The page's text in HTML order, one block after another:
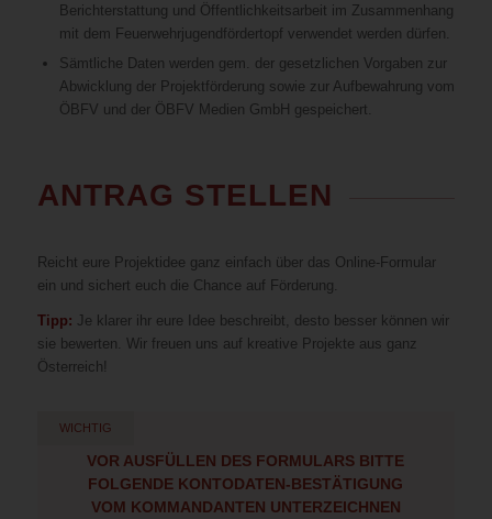
Berichterstattung und Öffentlichkeitsarbeit im Zusammenhang
mit dem Feuerwehrjugendfördertopf verwendet werden dürfen.
Sämtliche Daten werden gem. der gesetzlichen Vorgaben zur
Abwicklung der Projektförderung sowie zur Aufbewahrung vom
ÖBFV und der ÖBFV Medien GmbH gespeichert.
ANTRAG STELLEN
Reicht eure Projektidee ganz einfach über das Online-Formular
ein und sichert euch die Chance auf Förderung.
Tipp: Je klarer ihr eure Idee beschreibt, desto besser können wir
sie bewerten. Wir freuen uns auf kreative Projekte aus ganz
Österreich!
WICHTIG
VOR AUSFÜLLEN DES FORMULARS BITTE
FOLGENDE KONTODATEN-BESTÄTIGUNG
VOM KOMMANDANTEN UNTERZEICHNEN